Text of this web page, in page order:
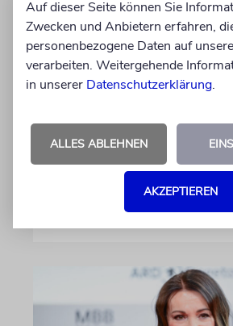
untergräbt
Nach dem X-Post des
Felix Schotland, Vorstand der
Gemeinde Köln, an WDR-
im Wortlaut
von Felix Schotland
Auf dieser Seite können Sie
Zwecken und Anbietern erfahren,
personenbezogene Daten auf
verarbeiten. Weitergehende
in unserer Datenschutzerklärung.
ALLES ABLEHNEN
AKZEPTIEREN